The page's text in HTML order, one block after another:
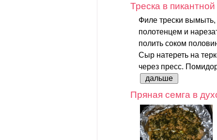
Треска в пикантной
Филе трески
полотенцем и
полить соком
Сыр натереть на
через пресс.
дальше
Пряная семга в